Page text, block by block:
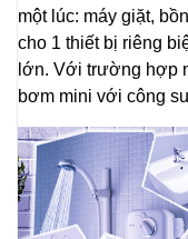
một lúc: máy giặt,
cho 1 thiết bị riêng
lớn. Với trường hợp
bơm mini với công